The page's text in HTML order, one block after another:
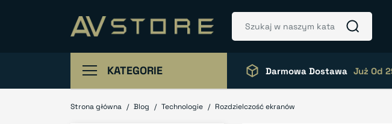
KATEGORIE Darmowa Dostawa Już Od
Strona główna Blog Technologie Rozdzielczość ekranów